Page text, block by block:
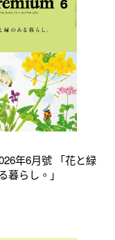
年6月號 「花と緑
暮らし。」